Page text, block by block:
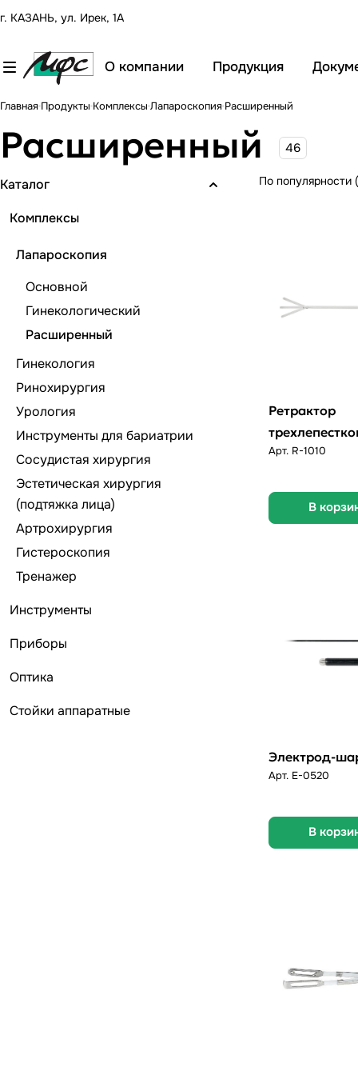
г. КАЗАНЬ, ул. Ирек, 1А
О компании Продукция
Главная Продукты Комплексы Лапароскопия Расширенный
Расширенный 46
По популярности
Ретрактор
Арт. R-1010
В
Электрод-
Арт. E-0520
В
Каталог
Комплексы
Лапароскопия
Основной
Гинекологический
Расширенный
Гинекология
Ринохирургия
Урология
Инструменты для бариатрии
Сосудистая хирургия
Эстетическая хирургия
(подтяжка лица)
Артрохирургия
Гистероскопия
Тренажер
Инструменты
Приборы
Оптика
Стойки аппаратные